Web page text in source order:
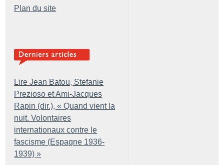
Plan du site
Lire Jean Batou, Stefanie
Prezioso et Ami-Jacques
Rapin (dir.), « Quand vient la
nuit. Volontaires
internationaux contre le
fascisme (Espagne 1936-
1939) »